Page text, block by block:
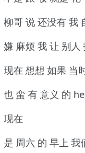
柳哥 说 还没有 我
嫌 麻烦 我 让 别人
现在 想想 如果 当
也 蛮 有 意义 的
现在
是 周六 的 早上 我